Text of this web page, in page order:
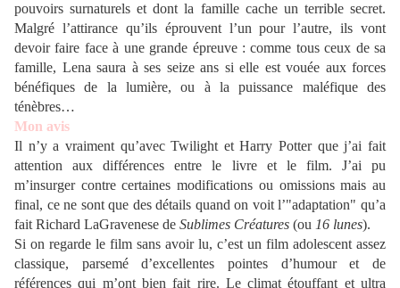
pouvoirs surnaturels et dont la famille cache un terrible secret.
Malgré l’attirance qu’ils éprouvent l’un pour l’autre, ils vont
devoir faire face à une grande épreuve : comme tous ceux de sa
famille, Lena saura à ses seize ans si elle est vouée aux forces
bénéfiques de la lumière, ou à la puissance maléfique des
ténèbres…
Mon avis
Il n’y a vraiment qu’avec Twilight et Harry Potter que j’ai fait
attention aux différences entre le livre et le film. J’ai pu
m’insurger contre certaines modifications ou omissions mais au
final, ce ne sont que des détails quand on voit l’"adaptation" qu’a
fait Richard LaGravenese de Sublimes Créatures (ou 16 lunes).
Si on regarde le film sans avoir lu, c’est un film adolescent assez
classique, parsemé d’excellentes pointes d’humour et de
références qui m’ont bien fait rire. Le climat étouffant et ultra